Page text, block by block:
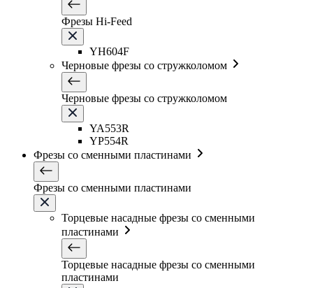
Фрезы Hi-Feed
YH604F
Черновые фрезы со стружколомом
Черновые фрезы со стружколомом
YA553R
YP554R
Фрезы со сменными пластинами
Фрезы со сменными пластинами
Торцевые насадные фрезы со сменными
пластинами
Торцевые насадные фрезы со сменными
пластинами